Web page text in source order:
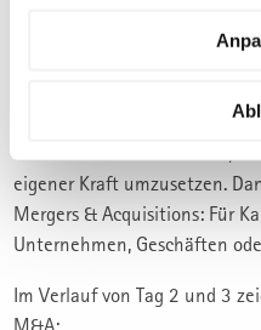
Umsetzen mit Mergers &
Nicht immer ist es sinnvoll,
eigener Kraft umzusetzen.
Mergers & Acquisitions: Für
Unternehmen, Geschäften
Im Verlauf von Tag 2 und 3
M&A: